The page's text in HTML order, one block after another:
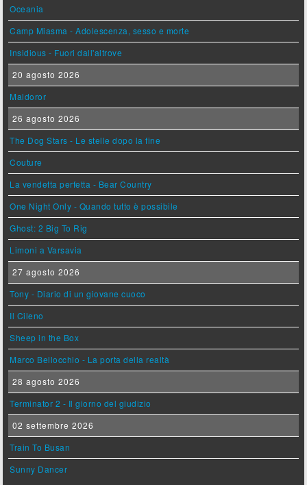
Oceania
Camp Miasma - Adolescenza, sesso e morte
Insidious - Fuori dall'altrove
20 agosto 2026
Maldoror
26 agosto 2026
The Dog Stars - Le stelle dopo la fine
Couture
La vendetta perfetta - Bear Country
One Night Only - Quando tutto è possibile
Ghost: 2 Big To Rig
Limoni a Varsavia
27 agosto 2026
Tony - Diario di un giovane cuoco
Il Cileno
Sheep in the Box
Marco Bellocchio - La porta della realtà
28 agosto 2026
Terminator 2 - Il giorno del giudizio
02 settembre 2026
Train To Busan
Sunny Dancer